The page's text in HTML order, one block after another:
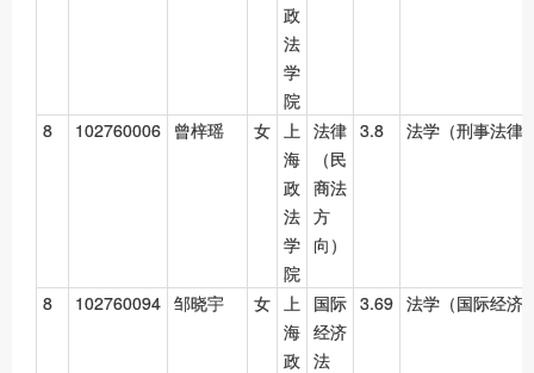
政
法
学
院
8 102760006 曾梓瑶 女
上
海
政
法
学
院
法律
（民
商法
方
向）
3.8 法学（刑事法律
8 102760094 邹晓宇 女
上
海
政
国际
经济
法
3.69 法学（国际经济